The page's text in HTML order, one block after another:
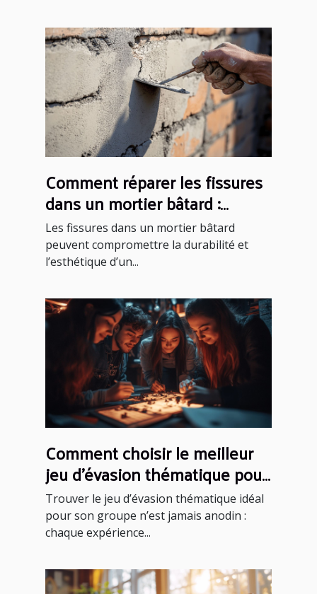
Comment réparer les fissures
dans un mortier bâtard :
méthodes et conseils
Les fissures dans un mortier bâtard
peuvent compromettre la durabilité et
l’esthétique d’un...
Comment choisir le meilleur
jeu d'évasion thématique pour
votre groupe
Trouver le jeu d’évasion thématique idéal
pour son groupe n’est jamais anodin :
chaque expérience...